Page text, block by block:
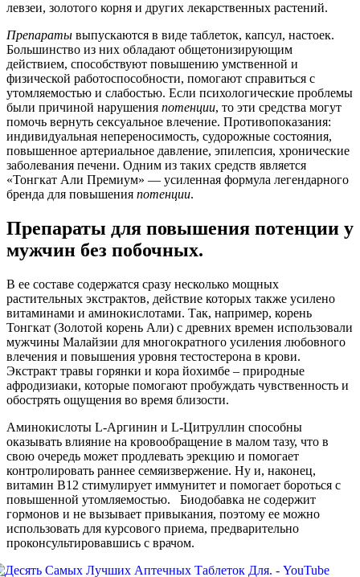
левзеи, золотого корня и других лекарственных растений.
Препараты выпускаются в виде таблеток, капсул, настоек.
Большинство из них обладают общетонизирующим
действием, способствуют повышению умственной и
физической работоспособности, помогают справиться с
утомляемостью и слабостью. Если психологические проблемы
были причиной нарушения потенции, то эти средства могут
помочь вернуть сексуальное влечение. Противопоказания:
индивидуальная непереносимость, судорожные состояния,
повышенное артериальное давление, эпилепсия, хронические
заболевания печени. Одним из таких средств является
«Тонгкат Али Премиум» — усиленная формула легендарного
бренда для повышения потенции.
Препараты для повышения потенции у
мужчин без побочных.
В ее составе содержатся сразу несколько мощных
растительных экстрактов, действие которых также усилено
витаминами и аминокислотами. Так, например, корень
Тонгкат (Золотой корень Али) с древних времен использовали
мужчины Малайзии для многократного усиления любовного
влечения и повышения уровня тестостерона в крови.
Экстракт травы горянки и кора йохимбе – природные
афродизиаки, которые помогают пробуждать чувственность и
обострять ощущения во время близости.
Аминокислоты L-Аргинин и L-Цитруллин способны
оказывать влияние на кровообращение в малом тазу, что в
свою очередь может продлевать эрекцию и помогает
контролировать раннее семяизвержение. Ну и, наконец,
витамин В12 стимулирует иммунитет и помогает бороться с
повышенной утомляемостью. Биодобавка не содержит
гормонов и не вызывает привыкания, поэтому ее можно
использовать для курсового приема, предварительно
проконсультировавшись с врачом.